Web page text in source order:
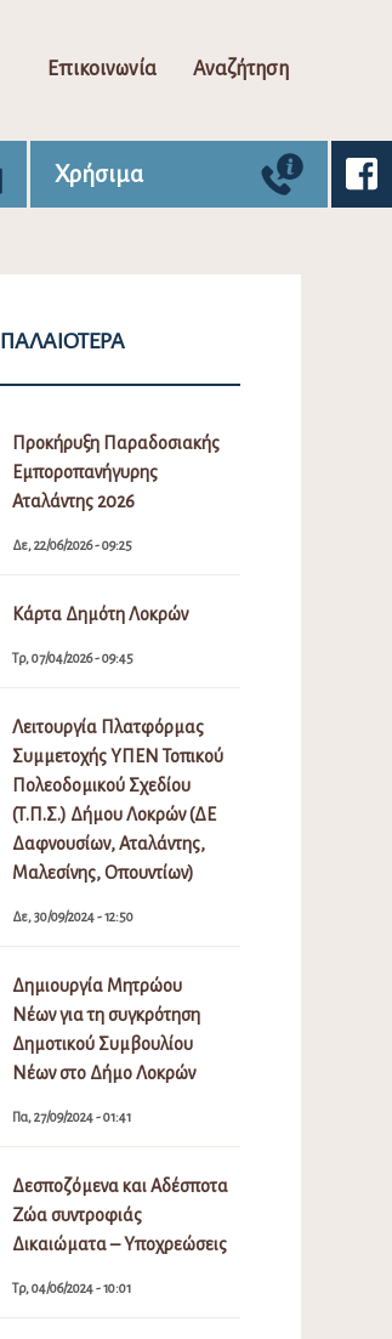
Επικοινωνία Αναζήτηση
Χρήσιμα
ΠΑΛΑΙΌΤΕΡΑ
Προκήρυξη Παραδοσιακής
Εμποροπανήγυρης
Αταλάντης 2026
Δε, 22/06/2026 - 09:25
Κάρτα Δημότη Λοκρών
Τρ, 07/04/2026 - 09:45
Λειτουργία Πλατφόρμας
Συμμετοχής ΥΠΕΝ Τοπικού
Πολεοδομικού Σχεδίου
(Τ.Π.Σ.) Δήμου Λοκρών (ΔΕ
Δαφνουσίων, Αταλάντης,
Μαλεσίνης, Οπουντίων)
Δε, 30/09/2024 - 12:50
Δημιουργία Μητρώου
Νέων για τη συγκρότηση
Δημοτικού Συμβουλίου
Νέων στο Δήμο Λοκρών
Πα, 27/09/2024 - 01:41
Δεσποζόμενα και Αδέσποτα
Ζώα συντροφιάς
Δικαιώματα – Υποχρεώσεις
Τρ, 04/06/2024 - 10:01